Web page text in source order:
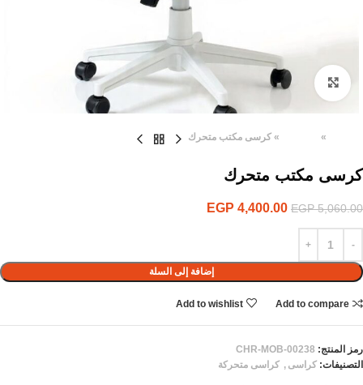
Click to enlarge
»
» كرسى مكتب متحرك
كرسى مكتب متحرك
EGP5,060.00
EGP 4,400.00
إضافة إلى السلة
Add to compare
Add to wishlist
رمز المنتج: CHR-MOB-00238
التصنيفات: كراسى , كراسى متحركة